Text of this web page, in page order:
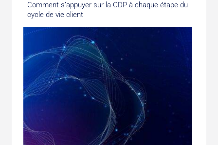
Comment s’appuyer sur la CDP à chaque étape du
cycle de vie client